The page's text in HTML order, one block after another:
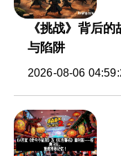
《挑战》背后
与陷阱
2026-08-06